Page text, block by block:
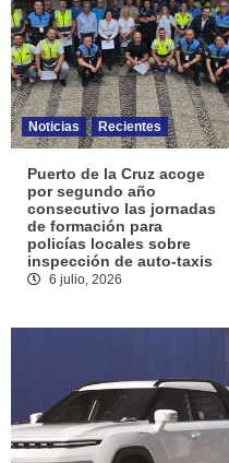
Noticias Recientes
Puerto de la Cruz acoge
por segundo año
consecutivo las jornadas
de formación para
policías locales sobre
inspección de auto-taxis
6 julio, 2026